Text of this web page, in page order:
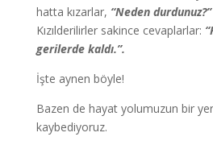
hatta kızarlar, “Neden durdunuz?”
Kızılderilirler sakince cevaplarlar:
gerilerde kaldı.”.
İşte aynen böyle!
Bazen de hayat yolumuzun bir
kaybediyoruz.